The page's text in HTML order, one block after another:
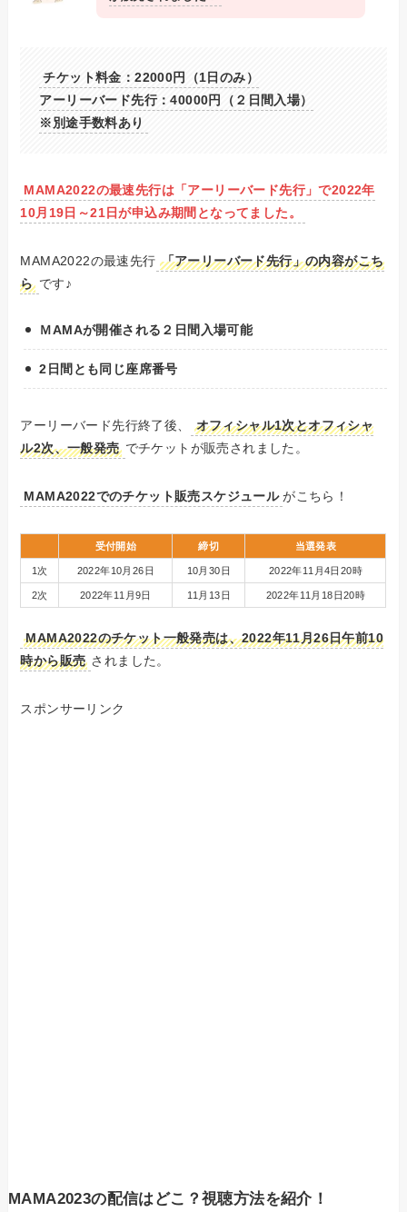
チケット料金：22000円（1日のみ）
アーリーバード先行：40000円（２日間入場）
※別途手数料あり
MAMA2022の最速先行は「アーリーバード先行」で2022年
10月19日～21日が申込み期間となってました。
MAMA2022の最速先行 「アーリーバード先行」の内容がこち
ら です♪
ＭAMAが開催される２日間入場可能
2日間とも同じ座席番号
アーリーバード先行終了後、
オフィシャル1次とオフィシャ
ル2次、一般発売 でチケットが販売されました。
MAMA2022でのチケット販売スケジュール がこちら！
受付開始 締切 当選発表
1次 2022年10月26日 10月30日 2022年11月4日20時
2次 2022年11月9日 11月13日 2022年11月18日20時
MAMA2022のチケット一般発売は、2022年11月26日午前10
時から販売 されました。
スポンサーリンク
MAMA2023の配信はどこ？視聴方法を紹介！